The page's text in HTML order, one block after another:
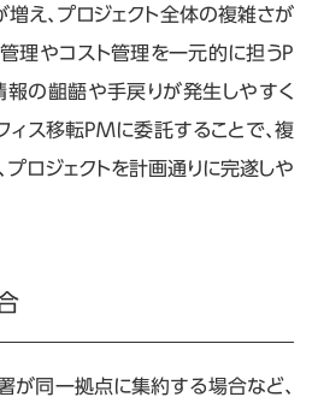
増え、プロジェクト全体の複雑さが
理やコスト管理を一元的に担うP
報の齟齬や手戻りが発生しやすく
ィス移転PMに委託することで、複
プロジェクトを計画通りに完遂しや
が同一拠点に集約する場合など、